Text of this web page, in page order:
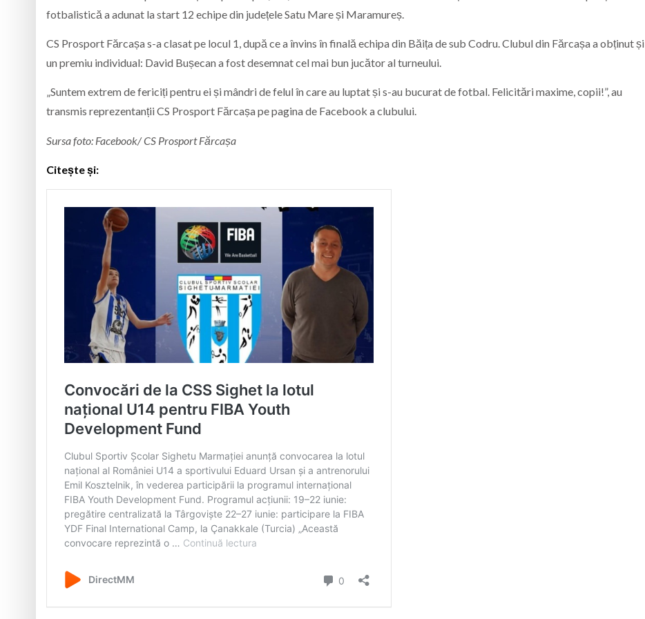
fotbalistică a adunat la start 12 echipe din județele Satu Mare și Maramureș.
CS Prosport Fărcașa s-a clasat pe locul 1, după ce a învins în finală echipa din Băița de sub Codru. Clubul din Fărcașa a obținut și
un premiu individual: David Bușecan a fost desemnat cel mai bun jucător al turneului.
„Suntem extrem de fericiți pentru ei și mândri de felul în care au luptat și s-au bucurat de fotbal. Felicitări maxime, copii!”, au
transmis reprezentanții CS Prosport Fărcașa pe pagina de Facebook a clubului.
Sursa foto: Facebook/ CS Prosport Fărcașa
Citește și: